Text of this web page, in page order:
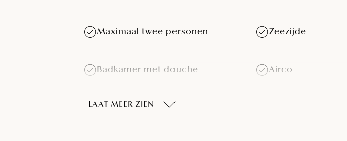
Maximaal twee personen Zeezijde
Badkamer met douche Airco
LAAT MEER ZIEN